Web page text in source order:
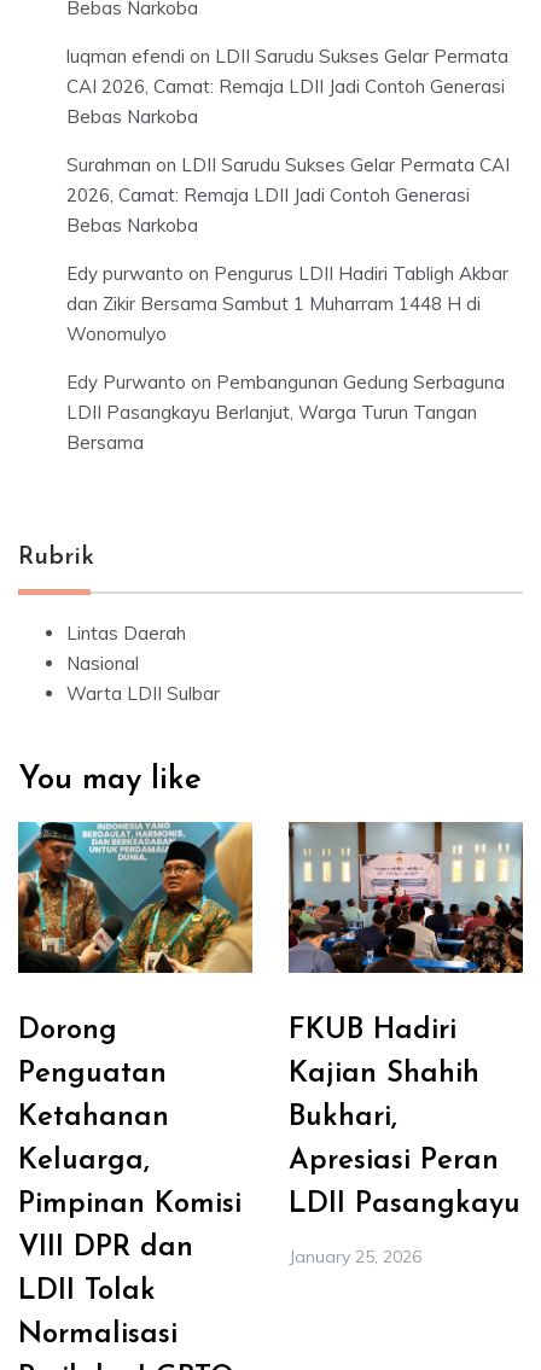
Bebas Narkoba
luqman efendi on LDII Sarudu Sukses Gelar Permata
CAI 2026, Camat: Remaja LDII Jadi Contoh Generasi
Bebas Narkoba
Surahman on LDII Sarudu Sukses Gelar Permata CAI
2026, Camat: Remaja LDII Jadi Contoh Generasi
Bebas Narkoba
Edy purwanto on Pengurus LDII Hadiri Tabligh Akbar
dan Zikir Bersama Sambut 1 Muharram 1448 H di
Wonomulyo
Edy Purwanto on Pembangunan Gedung Serbaguna
LDII Pasangkayu Berlanjut, Warga Turun Tangan
Bersama
Rubrik
Lintas Daerah
Nasional
Warta LDII Sulbar
You may like
Dorong
Penguatan
Ketahanan
Keluarga,
Pimpinan Komisi
VIII DPR dan
LDII Tolak
Normalisasi
FKUB Hadiri
Kajian Shahih
Bukhari,
Apresiasi Peran
LDII Pasangkayu
January 25, 2026